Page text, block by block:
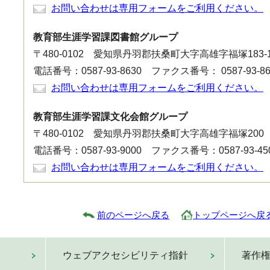
お問い合わせは専用フォームをご利用ください。
教育部生涯学習課図書館グループ
〒480-0102 愛知県丹羽郡扶桑町大字高雄字福塚183-
電話番号：0587-93-8630 ファクス番号： 0587-93-
お問い合わせは専用フォームをご利用ください。
教育部生涯学習課文化会館グループ
〒480-0102 愛知県丹羽郡扶桑町大字高雄字福塚200
電話番号：0587-93-9000 ファクス番号：0587-93-
お問い合わせは専用フォームをご利用ください。
前のページへ戻る トップページへ戻
ウェブアクセシビリティ指針 著作